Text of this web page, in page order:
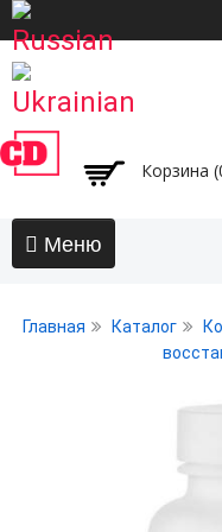
Корзина
АКЦИИ
Безсульфатный уход
Гели для волос
Главная Каталог